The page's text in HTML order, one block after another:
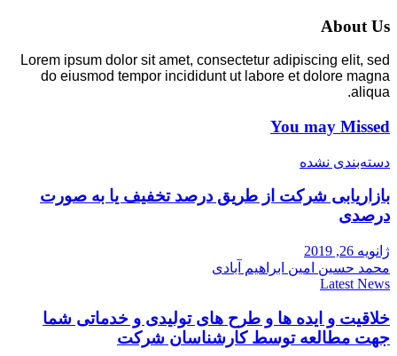
About Us
Lorem ipsum dolor sit amet, consectetur adipiscing elit, sed
do eiusmod tempor incididunt ut labore et dolore magna
aliqua.
You may Missed
دسته‌بندی نشده
بازاریابی شرکت از طریق درصد تخفیف یا به صورت
درصدی
ژانویه 26, 2019
محمد حسین امین ابراهیم آبادی
Latest News
خلاقیت و ایده ها و طرح های تولیدی و خدماتی شما
جهت مطالعه توسط کارشناسان شرکت